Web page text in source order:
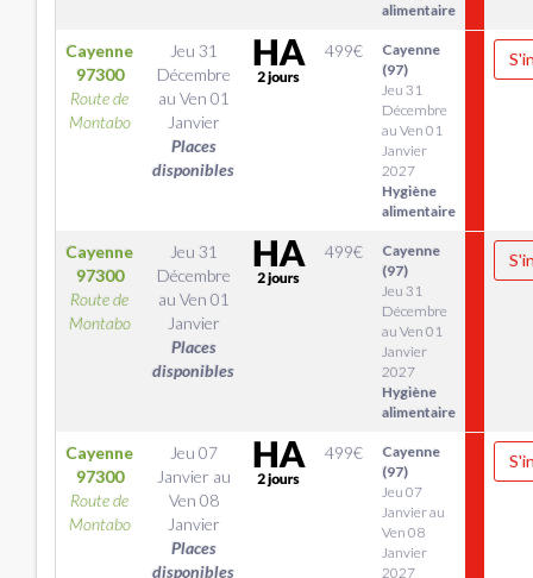
alimentaire
Cayenne
97300
Route de
Montabo
Jeu 31
Décembre
au Ven 01
Janvier
Places
disponibles
499€
Cayenne
(97)
Jeu 31
Décembre
au Ven 01
Janvier
2027
Hygiène
alimentaire
Cayenne
97300
Route de
Montabo
Jeu 31
Décembre
au Ven 01
Janvier
Places
disponibles
499€
Cayenne
(97)
Jeu 31
Décembre
au Ven 01
Janvier
2027
Hygiène
alimentaire
Cayenne
97300
Route de
Montabo
Jeu 07
Janvier au
Ven 08
Janvier
Places
disponibles
499€
Cayenne
(97)
Jeu 07
Janvier au
Ven 08
Janvier
2027